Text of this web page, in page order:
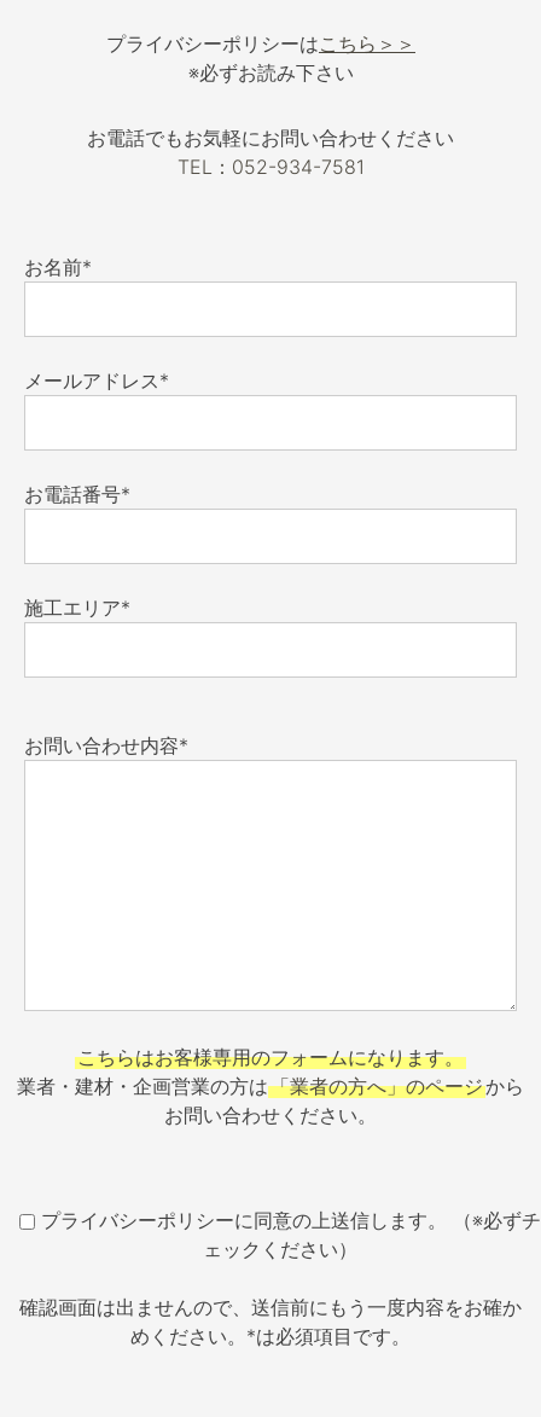
プライバシーポリシーはこちら＞＞
※必ずお読み下さい
お電話でもお気軽にお問い合わせください
TEL：052-934-7581
お名前*
メールアドレス*
お電話番号*
施工エリア*
お問い合わせ内容*
こちらはお客様専用のフォームになります。
業者・建材・企画営業の方は「業者の方へ」のページから
お問い合わせください。
プライバシーポリシーに同意の上送信します。 （※必ずチ
ェックください）
確認画面は出ませんので、送信前にもう一度内容をお確か
めください。*は必須項目です。